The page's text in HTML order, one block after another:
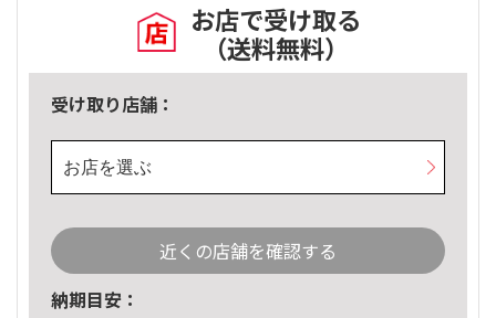
お店で受け取る
（送料無料）
受け取り店舗：
お店を選ぶ
近くの店舗を確認する
納期目安：